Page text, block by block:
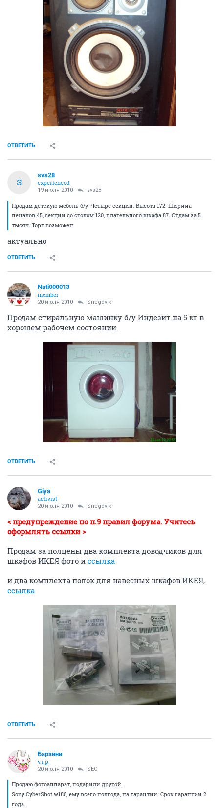
ОТВЕТИТЬ
S
svs28
experienced
19 июля 2010 svs28
Продам детскую мебель б/у. Четыре секции. Высота 172. Ширина
пеналов 45, секции со столом 120, плательного шкафа 87. Отдам за 5
тысяч. Торг возможен.
актуально
ОТВЕТИТЬ
Nati000013
member
20 июля 2010 Snegovik
Продам стиральную машинку б/у Индезит на 5 кг в
хорошем рабочем состоянии.
ОТВЕТИТЬ
Giya
activist
20 июля 2010 Snegovik
< предупреждение по п.9 правил форума. Учитесь
оформлять ссылки >
Продам за полцены два комплекта доводчиков для
шкафов ИКЕЯ фото и ссылка
и два комплекта полок для навесных шкафов ИКЕЯ,
ссылка
ОТВЕТИТЬ
Барзини
v.i.p.
20 июля 2010 SEO
Продаю фотоаппарат, подарили другой.
Sony CyberShot w180, ему всего полгода, на гарантии. Срок гарантии 2
года.